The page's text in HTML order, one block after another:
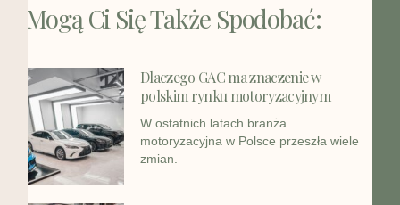
Mogą Ci Się Także Spodobać:
Dlaczego GAC ma znaczenie w
polskim rynku motoryzacyjnym
W ostatnich latach branża
motoryzacyjna w Polsce przeszła wiele
zmian.